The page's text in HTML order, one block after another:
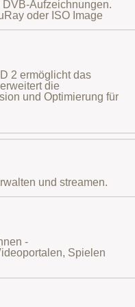
Aufzeichnungen.
oder ISO Image
2 ermöglicht das
die
und Optimierung für
und streamen.
-
Spielen